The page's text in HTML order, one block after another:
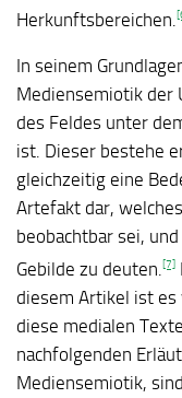
Herkunftsbereichen.
In seinem
Mediensemiotik der
des Feldes unter
ist. Dieser bestehe
gleichzeitig eine
Artefakt dar,
beobachtbar sei,
Gebilde zu deuten. [7]
diesem Artikel ist es
diese medialen
nachfolgenden
Mediensemiotik,